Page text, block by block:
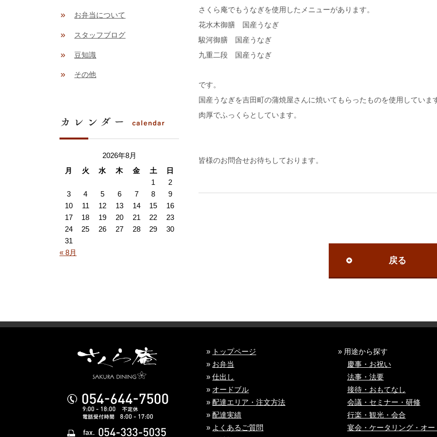
さくら庵でもうなぎを使用したメニューがあります。
花水木御膳 国産うなぎ
駿河御膳 国産うなぎ
九重二段 国産うなぎ
です。
国産うなぎを吉田町の蒲焼屋さんに焼いてもらったものを使用していま
肉厚でふっくらとしています。
皆様のお問合せお待ちしております。
戻る
» お弁当について
» スタッフブログ
» 豆知識
» その他
2026年8月
月
火 水 木 金 土
日
1
2
3
4 5 6 7 8
9
10
11 12 13 14 15
16
17
18 19 20 21 22
23
24
25 26 27 28 29
30
31
« 8月
» トップページ
» お弁当
»仕出し
» オードブル
» 配達エリア・注文方法
» 配達実績
» よくあるご質問
» 用途から探す
慶事・お祝い
法事・法要
接待・おもてなし
会議・セミナー・研修
行楽・観光・会合
宴会・ケータリング・ オー